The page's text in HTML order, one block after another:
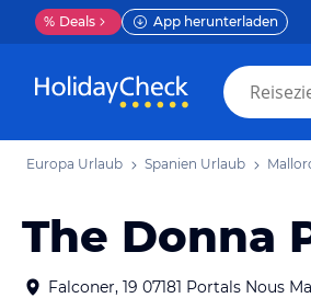
% Deals App herunterladen
Europa Urlaub Spanien Urlaub
The Donna
Falconer, 19 07181 Portals Nous